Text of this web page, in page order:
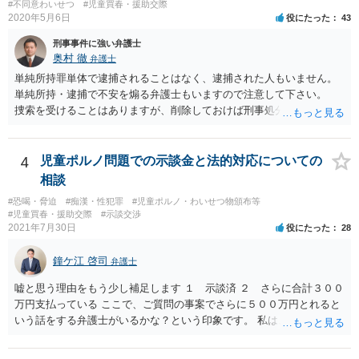
#不同意わいせつ
#児童買春・援助交際
2020年5月6日 役にたった 43
刑事事件に強い弁護士
奥村 徹 弁護士
単純所持罪単体で逮捕されることはなく、逮捕された人もいません。
単純所持・逮捕で不安を煽る弁護士もいますので注意して下さい。
捜索を受けることはありますが、削除しておけば刑事処分をうけるこ
どしておけばいいでしょう。
4
児童ポルノ問題での示談金と法的対応についての
相談
#恐喝・脅迫 #痴漢・性犯罪
#児童ポルノ・わいせつ物頒布等
#児童買春・援助交際
#示談交渉
2021年7月30日 役にたった 28
鐘ケ江 啓司 弁護士
嘘と思う理由をもう少し補足します １ 示談済 ２ さらに合計３００
万円支払っている ここで、ご質問の事案でさらに５００万円とれると
いう話をする弁護士がいるかな？という印象です。 私は、そもそも保
校１年生というのも自称ですよね。